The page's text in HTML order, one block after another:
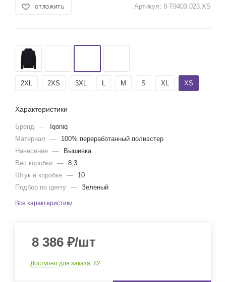
ОТЛОЖИТЬ Артикул: 8-T9403.023.XS
2XL 2XS 3XL L M S XL XS
Характеристики
Бренд —
Iqoniq
Материал
—
100% переработанный полиэстер
Нанесение —
Вышивка
Вес коробки — 8,3
Штук в коробке —
10
Подбор по цвету — Зеленый
Все характеристики
8 386 ₽/шт
Доступно для заказа: 82